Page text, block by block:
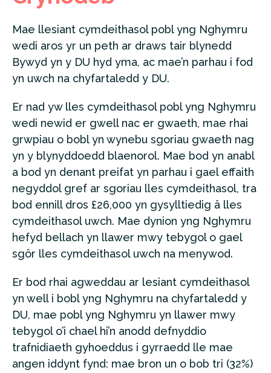
Mae llesiant cymdeithasol pobl yng Nghymru
wedi aros yr un peth ar draws tair blynedd
Bywyd yn y DU hyd yma, ac mae’n parhau i fod
yn uwch na chyfartaledd y DU.
Er nad yw lles cymdeithasol pobl yng Nghymru
wedi newid er gwell nac er gwaeth, mae rhai
grwpiau o bobl yn wynebu sgoriau gwaeth nag
yn y blynyddoedd blaenorol. Mae bod yn anabl
a bod yn denant preifat yn parhau i gael effaith
negyddol gref ar sgoriau lles cymdeithasol, tra
bod ennill dros £26,000 yn gysylltiedig â lles
cymdeithasol uwch. Mae dynion yng Nghymru
hefyd bellach yn llawer mwy tebygol o gael
sgôr lles cymdeithasol uwch na menywod.
Er bod rhai agweddau ar lesiant cymdeithasol
yn well i bobl yng Nghymru na chyfartaledd y
DU, mae pobl yng Nghymru yn llawer mwy
tebygol o’i chael hi’n anodd defnyddio
trafnidiaeth gyhoeddus i gyrraedd lle mae
angen iddynt fynd: mae bron un o bob tri (32%)